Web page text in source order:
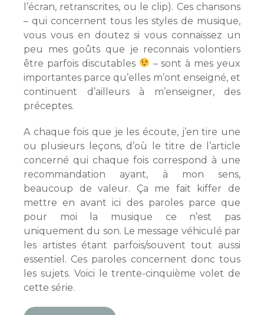
l’écran, retranscrites, ou le clip). Ces chansons
– qui concernent tous les styles de musique,
vous vous en doutez si vous connaissez un
peu mes goûts que je reconnais volontiers
être parfois discutables
– sont à mes yeux
importantes parce qu’elles m’ont enseigné, et
continuent d’ailleurs à m’enseigner, des
préceptes.
A chaque fois que je les écoute, j’en tire une
ou plusieurs leçons, d’où le titre de l’article
concerné qui chaque fois correspond à une
recommandation ayant, à mon sens,
beaucoup de valeur. Ça me fait kiffer de
mettre en avant ici des paroles parce que
pour moi la musique ce n’est pas
uniquement du son. Le message véhiculé par
les artistes étant parfois/souvent tout aussi
essentiel. Ces paroles concernent donc tous
les sujets. Voici le trente-cinquième volet de
cette série.